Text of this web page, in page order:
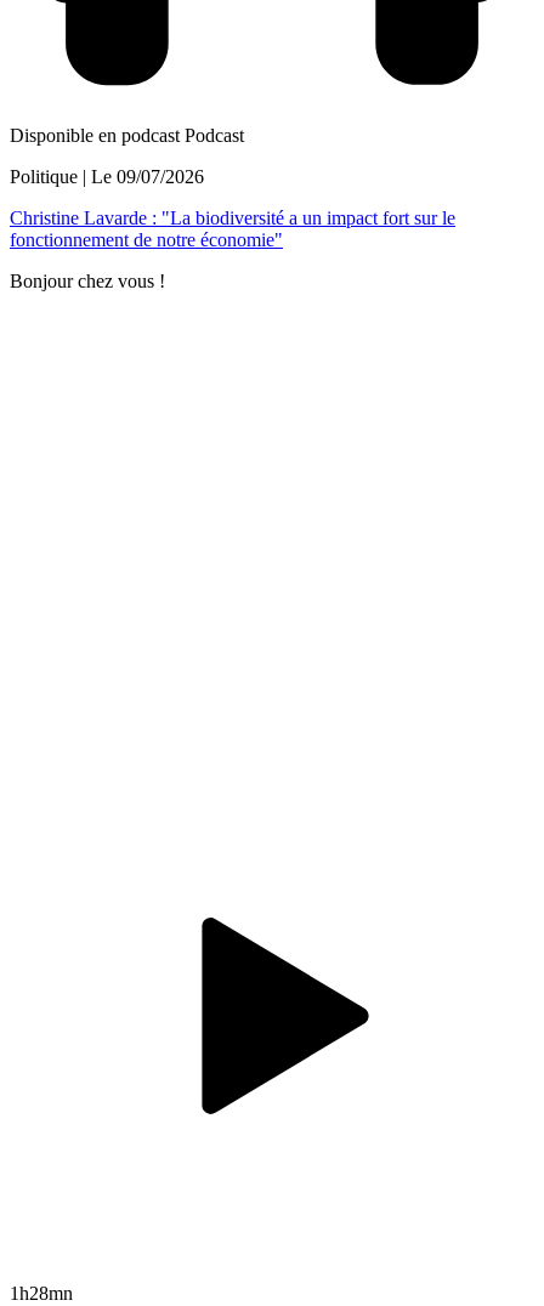
Disponible en podcast Podcast
Politique | Le 09/07/2026
Christine Lavarde : "La biodiversité a un impact fort sur le
fonctionnement de notre économie"
Bonjour chez vous !
1h28mn